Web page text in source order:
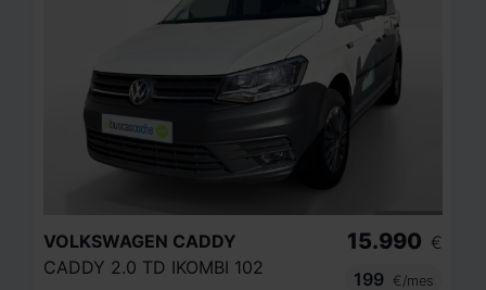
VOLKSWAGEN CADDY
CADDY 2.0 TD IKOMBI 102
15.990 €
199
€/mes